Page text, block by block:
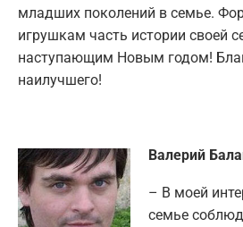
младших поколений в семье.
игрушкам часть истории своей
наступающим Новым годом!
наилучшего!
Валерий
– В моей
семье